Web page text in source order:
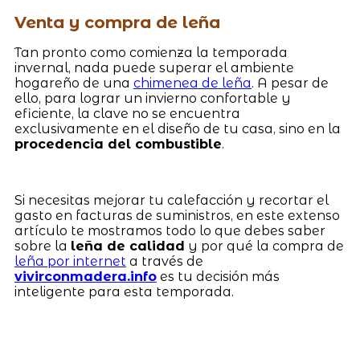
Venta y compra de leña
Tan pronto como comienza la temporada
invernal, nada puede superar el ambiente
hogareño de una chimenea de leña. A pesar de
ello, para lograr un invierno confortable y
eficiente, la clave no se encuentra
exclusivamente en el diseño de tu casa, sino en la
procedencia del combustible.
Si necesitas mejorar tu calefacción y recortar el
gasto en facturas de suministros, en este extenso
artículo te mostramos todo lo que debes saber
sobre la leña de calidad y por qué la compra de
leña por internet a través de
vivirconmadera.infoes tu decisión más
inteligente para esta temporada.